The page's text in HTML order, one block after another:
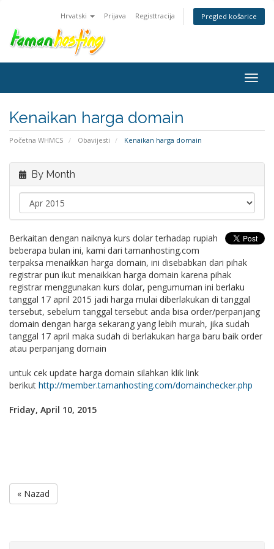
Hrvatski Prijava Registtracija Pregled košarice
Kenaikan harga domain
Početna WHMCS Obavijesti Kenaikan harga domain
By Month
Berkaitan dengan naiknya kurs dolar terhadap rupiah
beberapa bulan ini, kami dari tamanhosting.com
terpaksa menaikkan harga domain, ini disebabkan dari pihak
registrar pun ikut menaikkan harga domain karena pihak
registrar menggunakan kurs dolar, pengumuman ini berlaku
tanggal 17 april 2015 jadi harga mulai diberlakukan di tanggal
tersebut, sebelum tanggal tersebut anda bisa order/perpanjang
domain dengan harga sekarang yang lebih murah, jika sudah
tanggal 17 april maka sudah di berlakukan harga baru baik order
atau perpanjang domain
untuk cek update harga domain silahkan klik link
berikut http://member.tamanhosting.com/domainchecker.php
Friday, April 10, 2015
« Nazad